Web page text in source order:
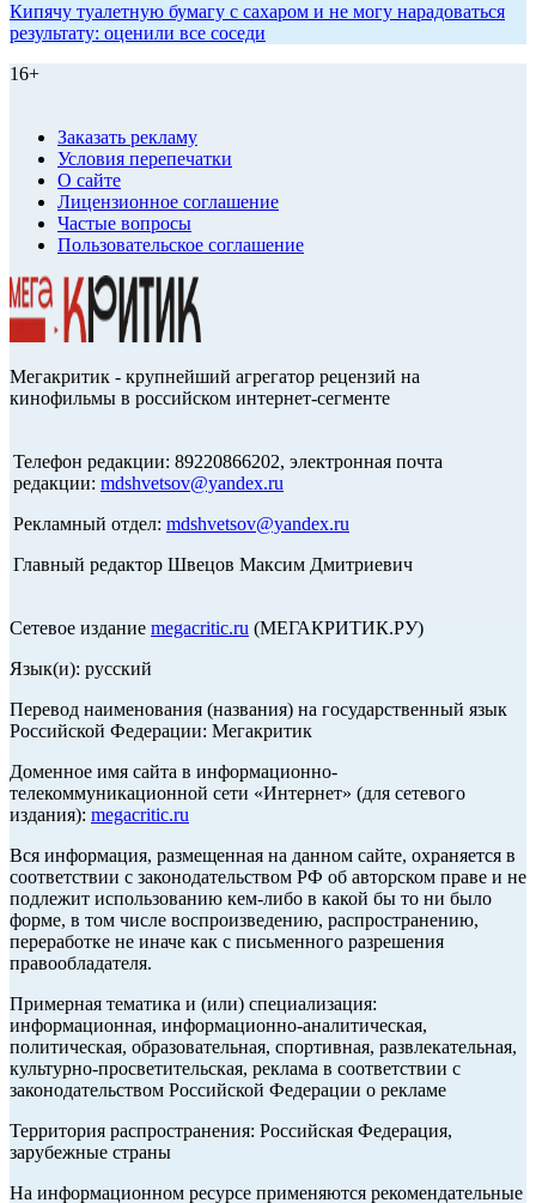
Кипячу туалетную бумагу с сахаром и не могу нарадоваться
результату: оценили все соседи
16+
Заказать рекламу
Условия перепечатки
О сайте
Лицензионное соглашение
Частые вопросы
Пользовательское соглашение
Мегакритик - крупнейший агрегатор рецензий на
кинофильмы в российском интернет-сегменте
Телефон редакции: 89220866202, электронная почта
редакции: mdshvetsov@yandex.ru
Рекламный отдел: mdshvetsov@yandex.ru
Главный редактор Швецов Максим Дмитриевич
Сетевое издание megacritic.ru (МЕГАКРИТИК.РУ)
Язык(и): русский
Перевод наименования (названия) на государственный язык
Российской Федерации: Мегакритик
Доменное имя сайта в информационно-
телекоммуникационной сети «Интернет» (для сетевого
издания): megacritic.ru
Вся информация, размещенная на данном сайте, охраняется в
соответствии с законодательством РФ об авторском праве и не
подлежит использованию кем-либо в какой бы то ни было
форме, в том числе воспроизведению, распространению,
переработке не иначе как с письменного разрешения
правообладателя.
Примерная тематика и (или) специализация:
информационная, информационно-аналитическая,
политическая, образовательная, спортивная, развлекательная,
культурно-просветительская, реклама в соответствии с
законодательством Российской Федерации о рекламе
Территория распространения: Российская Федерация,
зарубежные страны
На информационном ресурсе применяются рекомендательные